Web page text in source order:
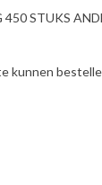
STUKS
kunnen